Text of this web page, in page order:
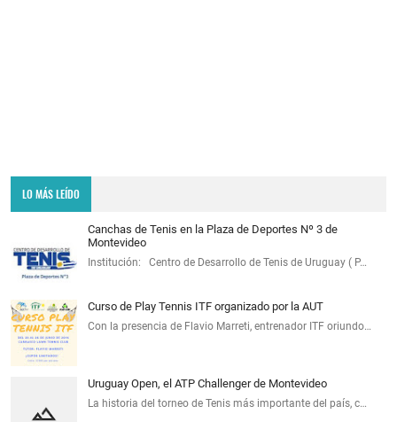
LO MÁS LEÍDO
Canchas de Tenis en la Plaza de Deportes Nº 3 de
Montevideo
Institución: Centro de Desarrollo de Tenis de Uruguay ( P…
Curso de Play Tennis ITF organizado por la AUT
Con la presencia de Flavio Marreti, entrenador ITF oriundo…
Uruguay Open, el ATP Challenger de Montevideo
La historia del torneo de Tenis más importante del país, c…